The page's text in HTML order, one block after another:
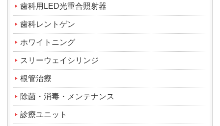
歯科用LED光重合照射器
歯科レントゲン
ホワイトニング
スリーウェイシリンジ
根管治療
除菌・消毒・メンテナンス
診療ユニット